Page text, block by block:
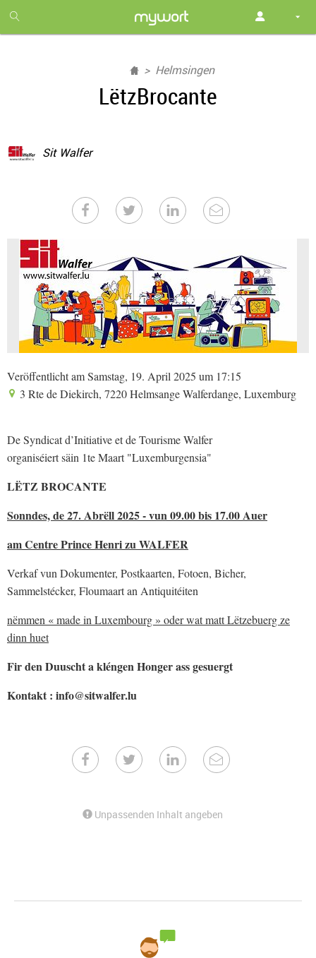
month
free
Helmsingen
LëtzBrocante
Sit Walfer
Veröffentlicht am Samstag, 19. April 2025 um 17:15
3 Rte de Diekirch, 7220 Helmsange Walferdange, Luxemburg
De Syndicat d’Initiative et de Tourisme Walfer
organiséiert säin 1te Maart "Luxemburgensia"
LËTZ BROCANTE
Sonndes, de 27. Abrëll 2025 - vun 09.00 bis 17.00 Auer
am Centre Prince Henri zu WALFER
Verkaf vun Dokumenter, Postkaarten, Fotoen, Bicher,
Sammelstécker, Floumaart an Antiquitéiten
nëmmen « made in Luxembourg » oder wat matt Lëtzebuerg ze
dinn huet
Fir den Duuscht a kléngen Honger ass gesuergt
Kontakt : info@sitwalfer.lu
Unpassenden Inhalt angeben